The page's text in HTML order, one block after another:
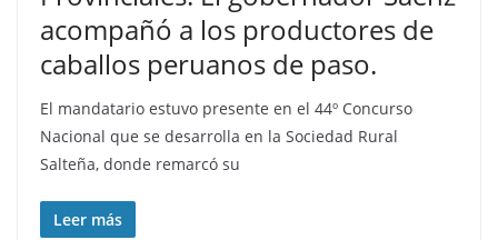
acompañó a los productores de
caballos peruanos de paso.
El mandatario estuvo presente en el 44º Concurso
Nacional que se desarrolla en la Sociedad Rural
Salteña, donde remarcó su
Leer más